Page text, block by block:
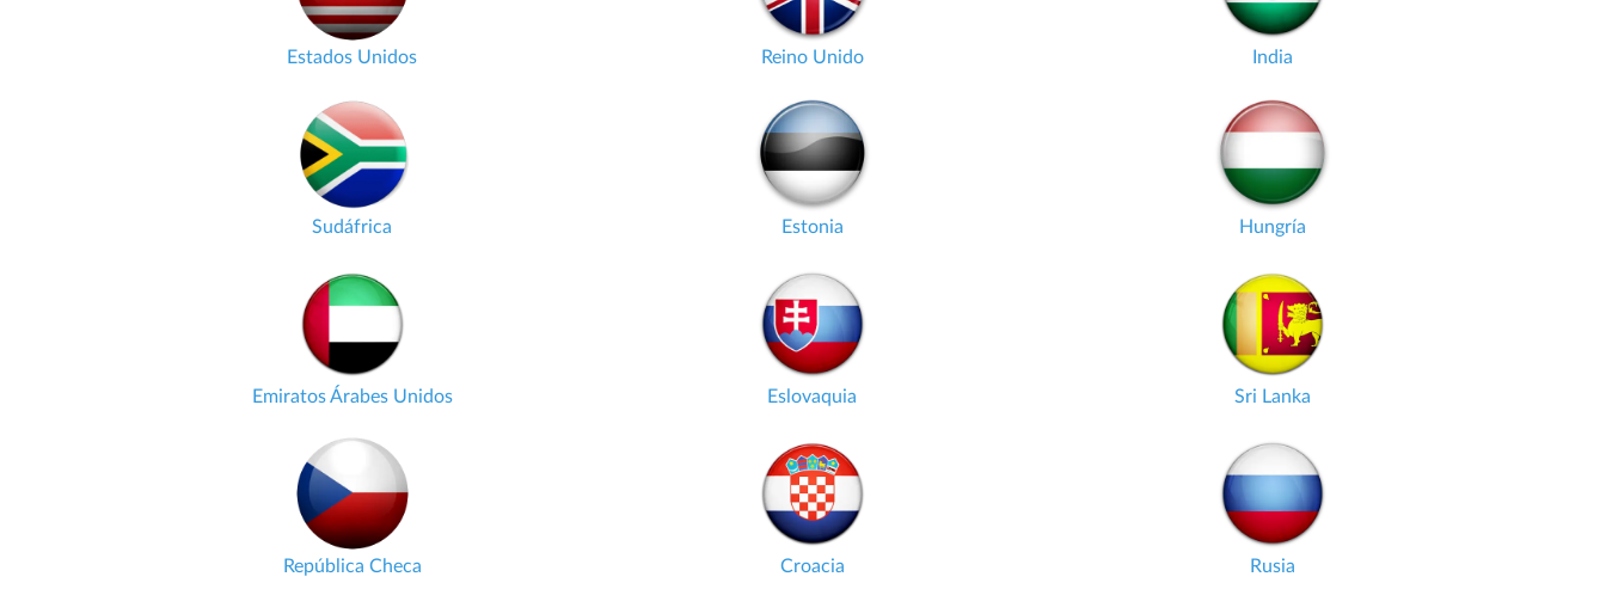
Estados Unidos Reino Unido India
Sudáfrica Estonia Hungría
Emiratos Árabes Unidos Eslovaquia Sri Lanka
República Checa Croacia Rusia